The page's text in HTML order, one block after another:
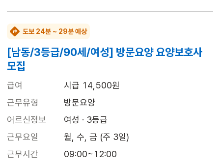
도보 24분 ~ 29분 예상
[남동/3등급/90세/여성] 방문요양 요양보호사
모집
급여
시급 14,500원
근무유형
방문요양
어르신정보
여성 · 3등급
근무요일
월, 수, 금 (주 3일)
근무시간
09:00~12:00